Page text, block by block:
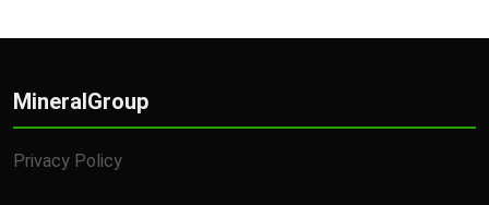
MineralGroup
Privacy Policy